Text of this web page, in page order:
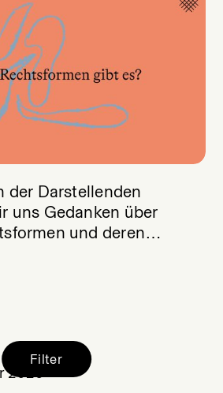
der Darstellenden
uns Gedanken über
und deren
Filter
2026